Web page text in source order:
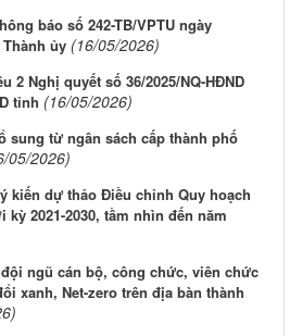
báo số 242-TB/VPTU ngày
ủy (16/05/2026)
2 Nghị quyết số 36/2025/NQ-HĐND
tỉnh (16/05/2026)
sung từ ngân sách cấp thành phố
05/2026)
kiến dự thảo Điều chỉnh Quy hoạch
2021-2030, tầm nhìn đến năm
ngũ cán bộ, công chức, viên chức
xanh, Net-zero trên địa bàn thành